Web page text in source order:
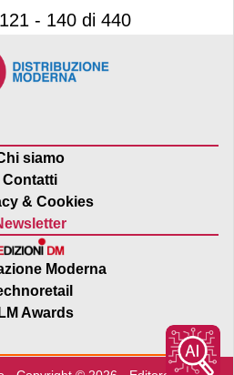
- 140 di 440
siamo
Contatti
& Cookies
Moderna
Awards